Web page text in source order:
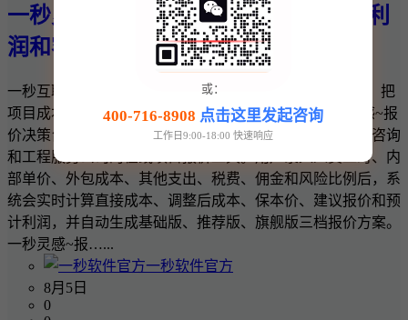
一秒灵感~报价决策台：把项目成本、利
润和客户报价放进同一套决策逻辑
一秒互联 · 一秒灵感实用商业工具 一秒灵感~报价决策台：把
项目成本、利润和客户报价放进同一套决策逻辑 一秒灵感~报
价决策台是一款面向网站建设、软件开发、设计、广告、咨询
和工程服务公司的在线项目报价工具。用户录入人员工时、内
部单价、外包成本、其他支出、税费、佣金和风险比例后，系
统会实时计算直接成本、调整后成本、保本价、建议报价和预
计利润，并自动生成基础版、推荐版、旗舰版三档报价方案。
一秒灵感~报…...
一秒软件官方
8月5日
0
或：
400-716-8908 点击这里发起咨询
工作日9:00-18:00 快速响应